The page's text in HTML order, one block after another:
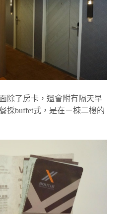
除了房卡，還會附有隔天早
採buffet式，是在ㄧ棟二樓的